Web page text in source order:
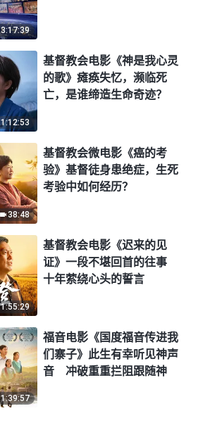
3:17:39
1:12:53
基督教会电影《神是我心灵
的歌》瘫痪失忆，濒临死
亡，是谁缔造生命奇迹？
38:48
基督教会微电影《癌的考
验》基督徒身患绝症，生死
考验中如何经历？
1:55:29
基督教会电影《迟来的见
证》一段不堪回首的往事
十年萦绕心头的誓言
1:39:57
福音电影《国度福音传进我
们寨子》此生有幸听见神声
音 冲破重重拦阻跟随神